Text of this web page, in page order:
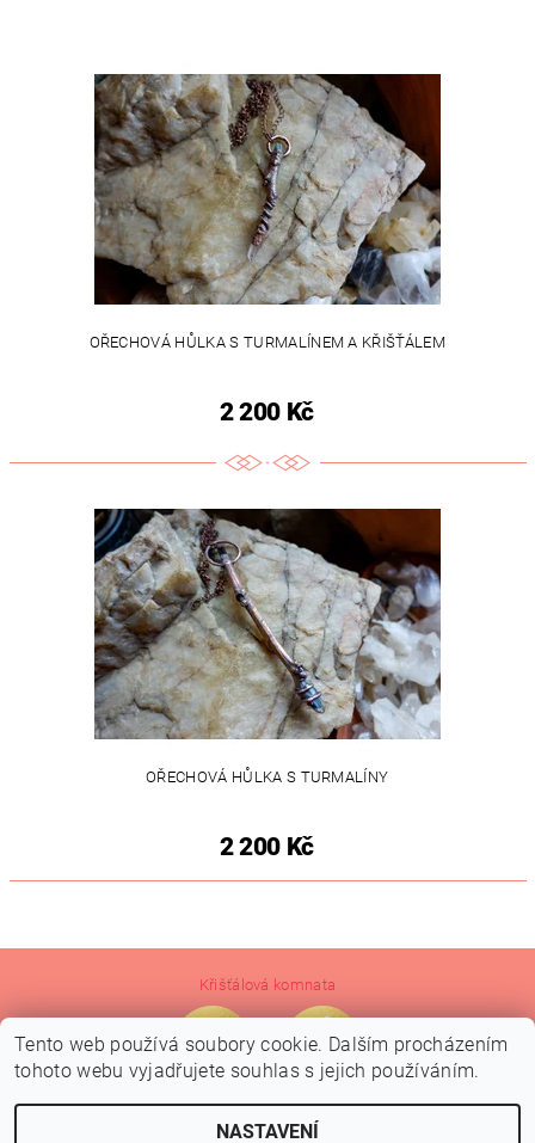
OŘECHOVÁ HŮLKA S TURMALÍNEM A KŘIŠŤÁLEM
2 200 Kč
OŘECHOVÁ HŮLKA S TURMALÍNY
2 200 Kč
Křišťálová komnata
Tento web používá soubory cookie. Dalším procházením
tohoto webu vyjadřujete souhlas s jejich používáním.
NASTAVENÍ